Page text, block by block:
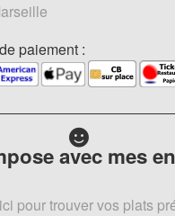
paiement :
avec mes
pour trouver vos plats